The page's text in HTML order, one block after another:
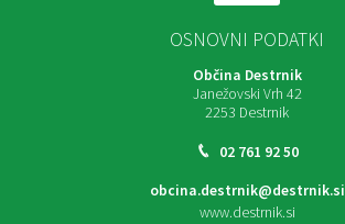
OSNOVNI PODATKI
Občina Destrnik
Janežovski Vrh 42
2253 Destrnik
02 761 92 50
obcina.destrnik@destrnik.si
www.destrnik.si